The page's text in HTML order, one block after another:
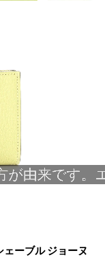
ーブル ジョーヌ